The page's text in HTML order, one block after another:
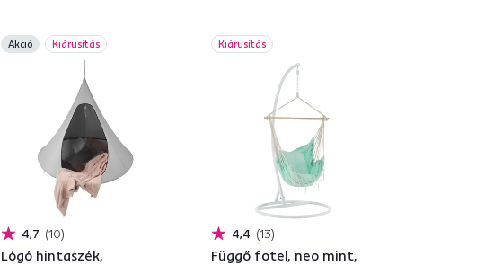
Akció Kiárusítás
4,7 10
Lógó hintaszék,
Kiárusítás
4,4 13
Függő fotel, neo mint,